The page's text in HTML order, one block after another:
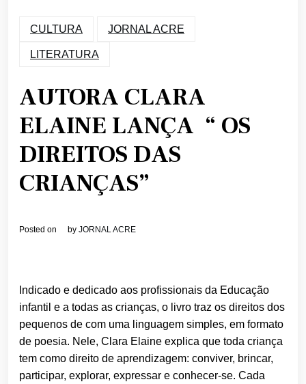
CULTURA JORNAL ACRE
LITERATURA
AUTORA CLARA
ELAINE LANÇA “ OS
DIREITOS DAS
CRIANÇAS”
Posted on by JORNAL ACRE
Indicado e dedicado aos profissionais da Educação
infantil e a todas as crianças, o livro traz os direitos dos
pequenos de com uma linguagem simples, em formato
de poesia. Nele, Clara Elaine explica que toda criança
tem como direito de aprendizagem: conviver, brincar,
participar, explorar, expressar e conhecer-se. Cada